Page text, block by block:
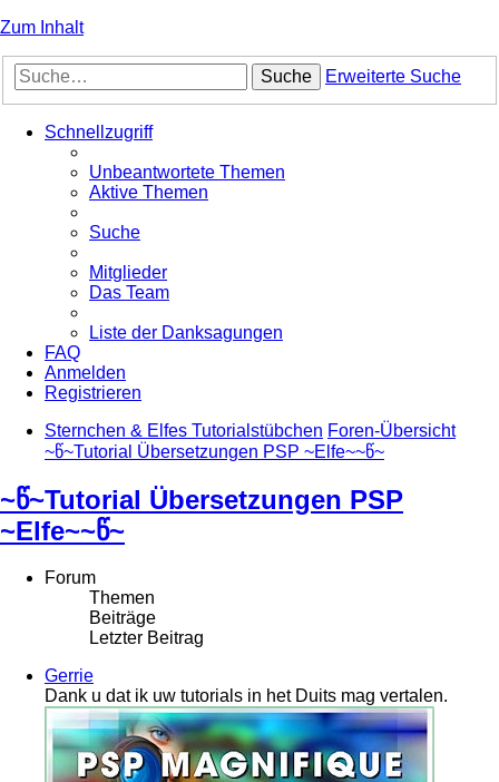
Zum Inhalt
Suche Erweiterte Suche
Schnellzugriff
Unbeantwortete Themen
Aktive Themen
Suche
Mitglieder
Das Team
Liste der Danksagungen
FAQ
Anmelden
Registrieren
Sternchen & Elfes Tutorialstübchen Foren-Übersicht
~წ~Tutorial Übersetzungen PSP ~Elfe~~წ~
~წ~Tutorial Übersetzungen PSP
~Elfe~~წ~
Forum
Themen
Beiträge
Letzter Beitrag
Gerrie
Dank u dat ik uw tutorials in het Duits mag vertalen.